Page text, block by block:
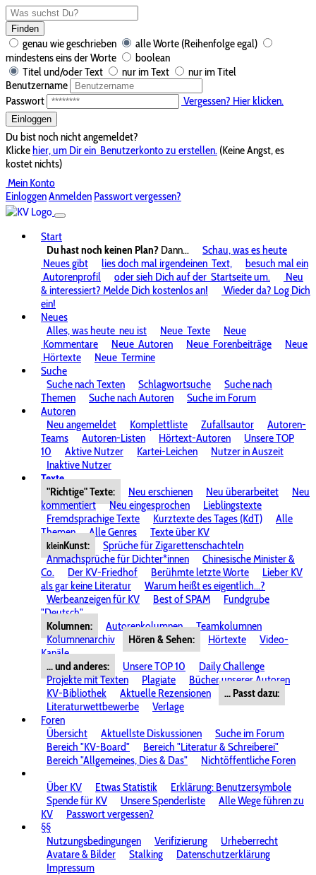
Finden
genau wie geschrieben
alle Worte (Reihenfolge egal)
mindestens eins der Worte
boolean
Titel und/oder Text
nur im Text
nur im Titel
Benutzername
Passwort
Vergessen? Hier klicken.
Einloggen
Du bist noch nicht angemeldet?
Klickehier, um Dir ein Benutzerkonto zu erstellen. (Keine Angst, es
kostet nichts)
Mein Konto
EinloggenAnmelden Passwort vergessen?
Start
Du hast noch keinen Plan? Dann...
Schau, was es heute
Neues gibt
lies doch mal irgendeinen Text,
besuch mal ein
Autorenprofil
oder sieh Dich auf der Startseite um.
Neu
& interessiert? Melde Dich kostenlos an!
Wieder da? Log Dich
ein!
Neues
Alles, was heute neu ist Neue Texte
Neue
Kommentare
Neue Autoren Neue Forenbeiträge
Neue
Hörtexte
Neue Termine
Suche
Suche nach Texten
Schlagwortsuche
Suche nach
Themen
Suche nach Autoren
Suche im Forum
Autoren
Neu angemeldet
Komplettliste Zufallsautor
Autoren-
Teams
Autoren-Listen Hörtext-Autoren
Unsere TOP
10
Aktive Nutzer Kartei-Leichen
Nutzer in Auszeit
Inaktive Nutzer
Texte
"Richtige" Texte:
Neu erschienen Neu überarbeitet
Neu
kommentiert
Neu eingesprochen
Lieblingstexte
Fremdsprachige Texte
Kurztexte des Tages (KdT)
Alle
Themen
Alle Genres Texte über KV
kleinKunst:
Sprüche für Zigarettenschachteln
Anmachsprüche für Dichter*innen
Chinesische Minister &
Co.
Der KV-Friedhof Berühmte letzte Worte
Lieber KV
als gar keine Literatur
Warum heißt es eigentlich...?
Werbeanzeigen für KV
Best of SPAM
Fundgrube
"Deutsch"
Kolumnen:
Autorenkolumnen
Teamkolumnen
Kolumnenarchiv
Hören & Sehen: Hörtexte
Video-
Kanäle
... und anderes:
Unsere TOP 10
Daily Challenge
Projekte mit Texten
Plagiate
Bücher unserer Autoren
KV-Bibliothek
Aktuelle Rezensionen
... Passt dazu:
Literaturwettbewerbe
Verlage
Foren
Übersicht
Aktuellste Diskussionen
Suche im Forum
Bereich "KV-Board"
Bereich "Literatur & Schreiberei"
Bereich "Allgemeines, Dies & Das"
Nichtöffentliche Foren
Über KV
Etwas Statistik
Erklärung: Benutzersymbole
Spende für KV
Unsere Spenderliste
Alle Wege führen zu
KV
Passwort vergessen?
§§
Nutzungsbedingungen
Verifizierung
Urheberrecht
Avatare & Bilder
Stalking
Datenschutzerklärung
Impressum